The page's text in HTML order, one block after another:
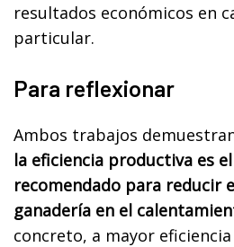
resultados económicos en
particular.
Para reflexionar
Ambos trabajos
la eficiencia productiva es
recomendado para reducir
ganadería en el
concreto, a mayor